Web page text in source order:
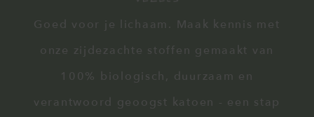
Goed voor je lichaam. Maak kennis met
onze zijdezachte stoffen gemaakt van
100% biologisch, duurzaam en
verantwoord geoogst katoen - een stap